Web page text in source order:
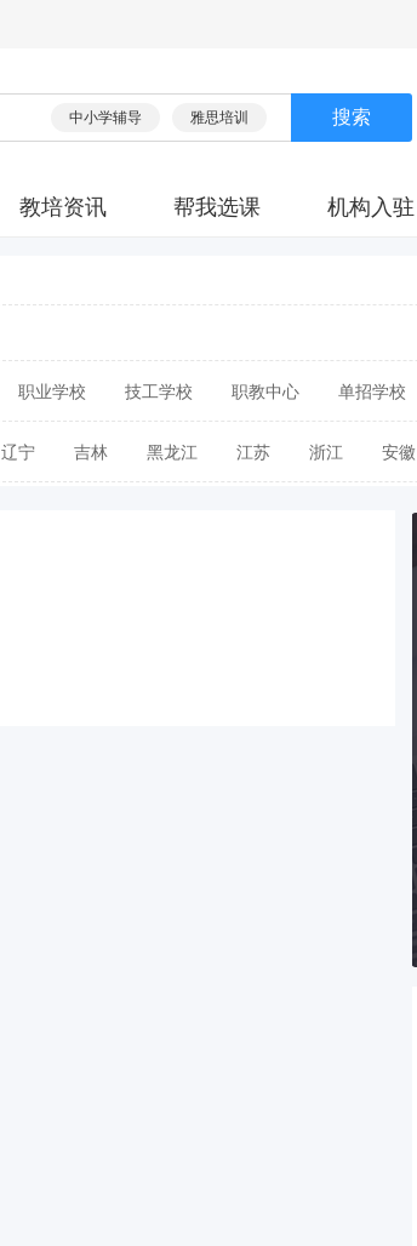
中小学辅导 雅思培训
教培资讯 帮我选课 机构入驻
职业学校 技工学校 职教中心 单招学校
辽宁 吉林 黑龙江 江苏 浙江 安徽